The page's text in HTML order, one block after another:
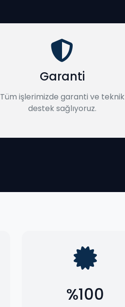
Garanti
Tüm işlerimizde garanti ve teknik
destek sağlıyoruz.
%100